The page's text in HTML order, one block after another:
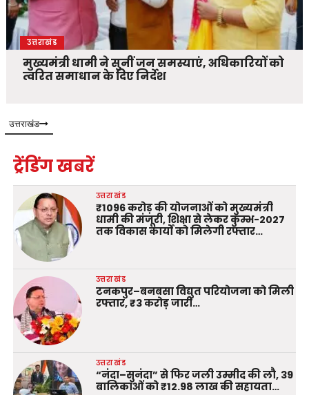
उत्तराखंड
मुख्यमंत्री धामी ने सुनीं जन समस्याएं, अधिकारियों को
त्वरित समाधान के दिए निर्देश
उत्तराखंड
ट्रेंडिंग खबरें
उत्तराखंड
₹1096 करोड़ की योजनाओं को मुख्यमंत्री
धामी की मंजूरी, शिक्षा से लेकर कुम्भ-2027
तक विकास कार्यों को मिलेगी रफ्तार…
उत्तराखंड
टनकपुर–बनबसा विद्युत परियोजना को मिली
रफ्तार, ₹3 करोड़ जारी…
उत्तराखंड
“नंदा–सुनंदा” से फिर जली उम्मीद की लौ, 39
बालिकाओं को ₹12.98 लाख की सहायता…